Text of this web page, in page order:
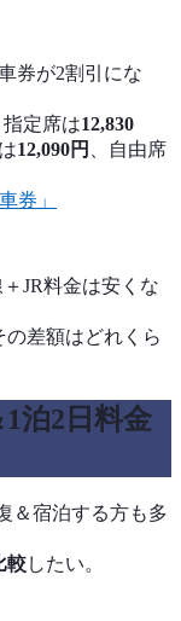
券が2割引にな
定席は12,830
12,090円
、自由席
券」
JR料金は安くな
差額はどれくら
1泊2日料金
＆宿泊する方も多
較したい。